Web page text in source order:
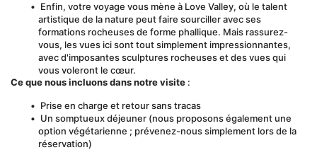
Enfin, votre voyage vous mène à Love Valley, où le talent
artistique de la nature peut faire sourciller avec ses
formations rocheuses de forme phallique. Mais rassurez-
vous, les vues ici sont tout simplement impressionnantes,
avec d'imposantes sculptures rocheuses et des vues qui
vous voleront le cœur.
Ce que nous incluons dans notre visite :
Prise en charge et retour sans tracas
Un somptueux déjeuner (nous proposons également une
option végétarienne ; prévenez-nous simplement lors de la
réservation)